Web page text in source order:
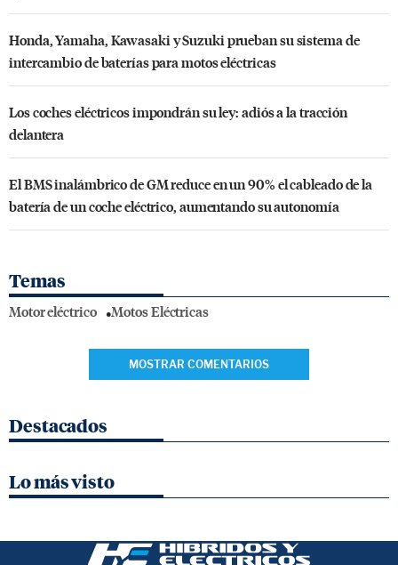
Honda, Yamaha, Kawasaki y Suzuki prueban su sistema de
intercambio de baterías para motos eléctricas
Los coches eléctricos impondrán su ley: adiós a la tracción
delantera
El BMS inalámbrico de GM reduce en un 90% el cableado de la
batería de un coche eléctrico, aumentando su autonomía
Temas
Motor eléctrico Motos Eléctricas
MOSTRAR COMENTARIOS
Destacados
Lo más visto